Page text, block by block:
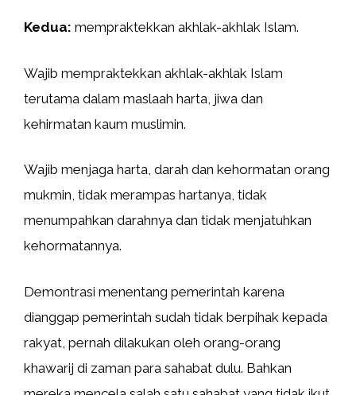
Kedua: mempraktekkan akhlak-akhlak Islam.
Wajib mempraktekkan akhlak-akhlak Islam
terutama dalam maslaah harta, jiwa dan
kehirmatan kaum muslimin.
Wajib menjaga harta, darah dan kehormatan orang
mukmin, tidak merampas hartanya, tidak
menumpahkan darahnya dan tidak menjatuhkan
kehormatannya.
Demontrasi menentang pemerintah karena
dianggap pemerintah sudah tidak berpihak kepada
rakyat, pernah dilakukan oleh orang-orang
khawarij di zaman para sahabat dulu. Bahkan